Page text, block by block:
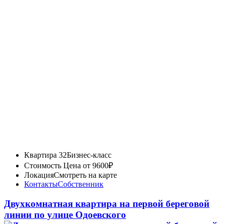
Квартира 32Бизнес-класс
Стоимость Цена от 9600₽
ЛокацияСмотреть на карте
КонтактыСобственник
Двухкомнатная квартира на первой береговой
линии по улице Одоевского